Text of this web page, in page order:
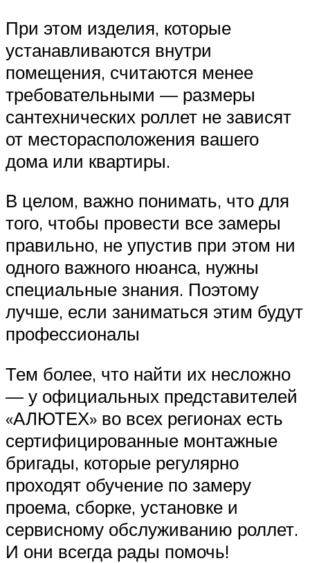
При этом изделия, которые
устанавливаются внутри
помещения, считаются менее
требовательными — размеры
сантехнических роллет не зависят
от месторасположения вашего
дома или квартиры.
В целом, важно понимать, что для
того, чтобы провести все замеры
правильно, не упустив при этом ни
одного важного нюанса, нужны
специальные знания. Поэтому
лучше, если заниматься этим будут
профессионалы
Тем более, что найти их несложно
— у официальных представителей
«АЛЮТЕХ» во всех регионах есть
сертифицированные монтажные
бригады, которые регулярно
проходят обучение по замеру
проема, сборке, установке и
сервисному обслуживанию роллет.
И они всегда рады помочь!